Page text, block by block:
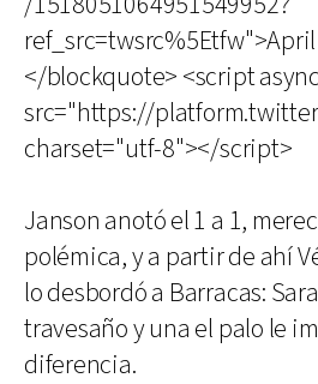
</blockquote> <script async
src="https://
charset="utf-8"></script>
Janson anotó el 1 a 1,
polémica, y a partir de ahí
lo desbordó a Barracas:
travesaño y una el palo le
diferencia.